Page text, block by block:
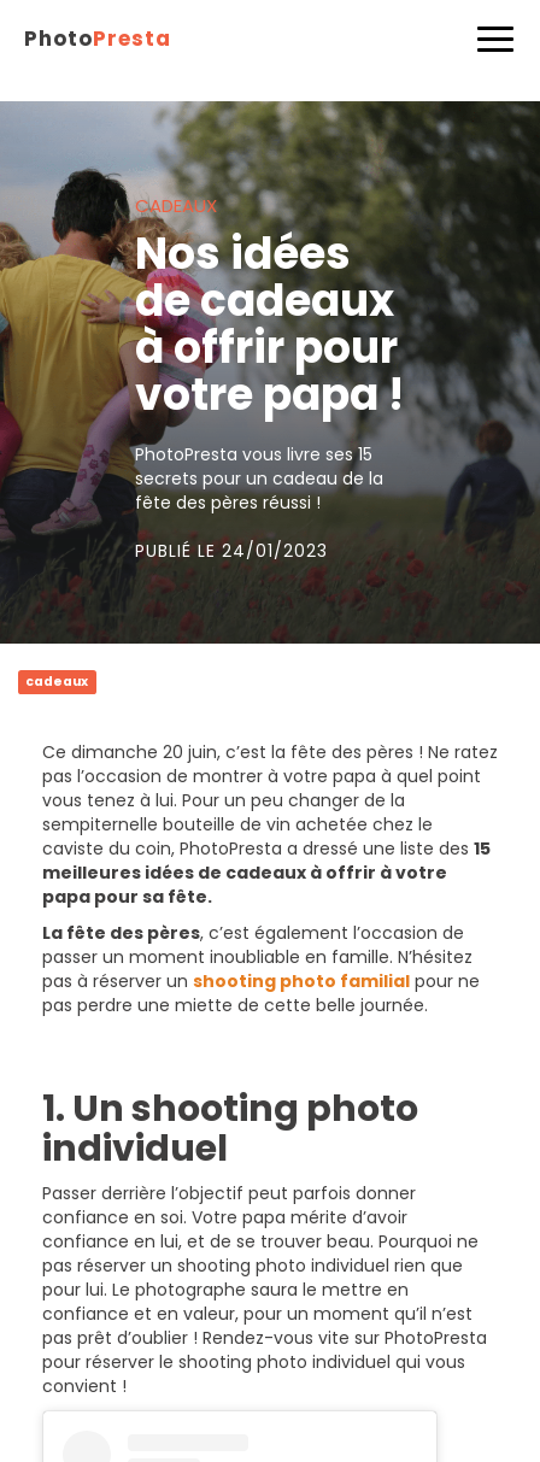
PhotoPresta
CADEAUX
Nos idées
de cadeaux
à offrir pour
votre papa !
PhotoPresta vous livre ses 15
secrets pour un cadeau de la
fête des pères réussi !
PUBLIÉ LE 24/01/2023
cadeaux
Ce dimanche 20 juin, c’est la fête des pères ! Ne ratez
pas l’occasion de montrer à votre papa à quel point
vous tenez à lui. Pour un peu changer de la
sempiternelle bouteille de vin achetée chez le
caviste du coin, PhotoPresta a dressé une liste des 15
meilleures idées de cadeaux à offrir à votre
papa pour sa fête.
La fête des pères, c’est également l’occasion de
passer un moment inoubliable en famille. N’hésitez
pas à réserver un shooting photo familial pour ne
pas perdre une miette de cette belle journée.
1. Un shooting photo
individuel
Passer derrière l’objectif peut parfois donner
confiance en soi. Votre papa mérite d’avoir
confiance en lui, et de se trouver beau. Pourquoi ne
pas réserver un shooting photo individuel rien que
pour lui. Le photographe saura le mettre en
confiance et en valeur, pour un moment qu’il n’est
pas prêt d’oublier ! Rendez-vous vite sur PhotoPresta
pour réserver le shooting photo individuel qui vous
convient !